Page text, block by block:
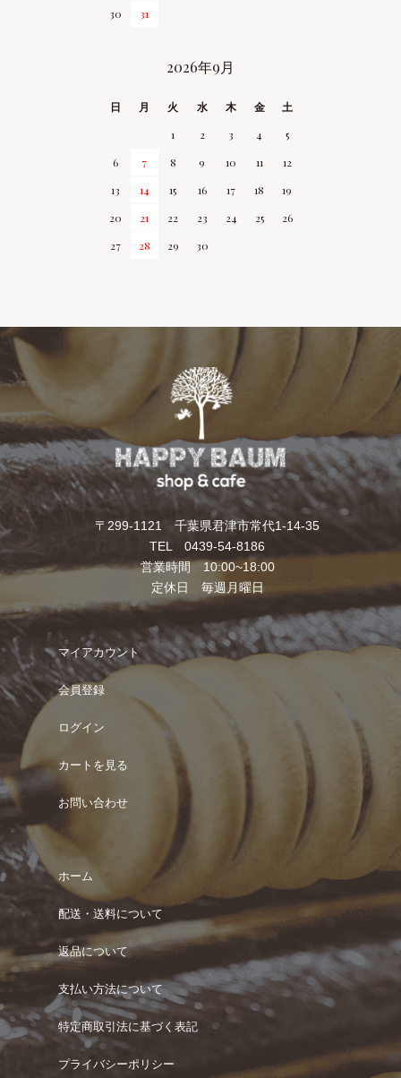
30
31
2026年9月
日 月 火 水 木 金
土
1
2 3 4
5
6
7 8 9 10 11
12
13
14 15 16 17 18
19
20
21 22 23 24 25
26
27
28 29 30
〒299-1121 千葉県君津市常代1-14-35
TEL 0439-54-8186
営業時間 10:00~18:00
定休日 毎週月曜日
マイアカウント
会員登録
ログイン
カートを見る
お問い合わせ
ホーム
配送・送料について
返品について
支払い方法について
特定商取引法に基づく表記
プライバシーポリシー